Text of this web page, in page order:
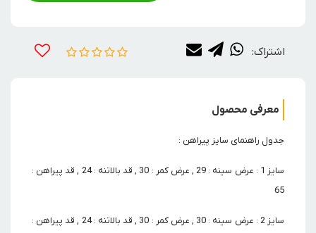
اشتراک:
معرفی محصول
جدول راهنمای سایز پیراهن :
سایز 1 : عرض سینه : 29 , عرض کمر : 30 , قد بالاتنه : 24 , قد پیراهن :
65
سایز 2 : عرض سینه : 30 , عرض کمر : 30 , قد بالاتنه : 24 , قد پیراهن :